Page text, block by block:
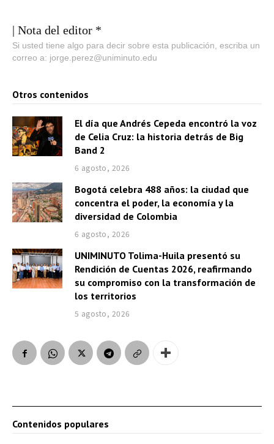
| Nota del editor *
Si usted tiene algo para decir sobre esta publicación, escriba un
correo a: jorge.perez@uniminuto.edu
Otros contenidos
El día que Andrés Cepeda encontró la voz
de Celia Cruz: la historia detrás de Big
Band 2
6 agosto, 2026
Bogotá celebra 488 años: la ciudad que
concentra el poder, la economía y la
diversidad de Colombia
6 agosto, 2026
UNIMINUTO Tolima-Huila presentó su
Rendición de Cuentas 2026, reafirmando
su compromiso con la transformación de
los territorios
5 agosto, 2026
Contenidos populares